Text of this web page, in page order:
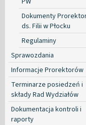
Dokumenty
ds. Filii w Płocku
Regulaminy
Sprawozdania
Informacje Prorektorów
Terminarze posiedzeń i
składy Rad Wydziałów
Dokumentacja kontroli i
raporty